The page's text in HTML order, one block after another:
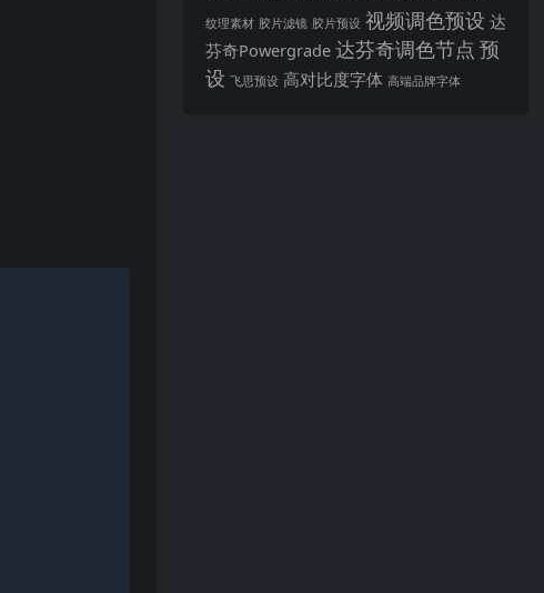
纹理素材 胶片滤镜 胶片预设 视频调色预设 达
芬奇Powergrade 达芬奇调色节点 预
设 飞思预设 高对比度字体 高端品牌字体